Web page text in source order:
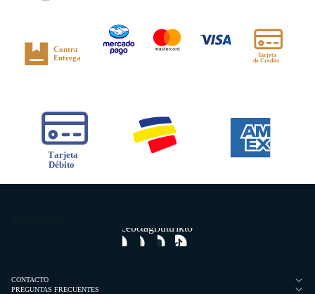
Facebook
Instagram
Youtube
Tiktok
CONTACTO
PREGUNTAS FRECUENTES